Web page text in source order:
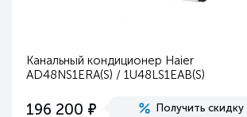
Канальный кондиционер Haier
AD48NS1ERA(S) / 1U48LS1EAB(S)
196 200 е Получить скидку